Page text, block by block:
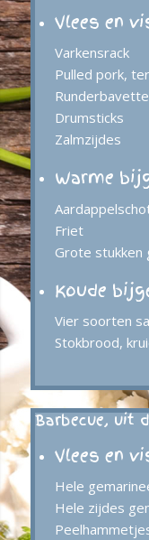
Vlees en
Varkensrack
Pulled pork,
Runderbavette
Drumsticks
Zalmzijdes
Warme
Friet
Grote stukken
Koude
Vier soorten
Stokbrood,
Barbecue, uit
Vlees en
Hele
Hele zijdes